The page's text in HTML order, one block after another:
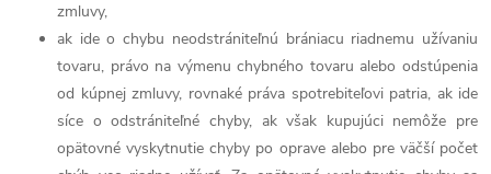
zmluvy,
ak ide o chybu neodstrániteľnú brániacu riadnemu užívaniu
tovaru, právo na výmenu chybného tovaru alebo odstúpenia
od kúpnej zmluvy, rovnaké práva spotrebiteľovi patria, ak ide
síce o odstrániteľné chyby, ak však kupujúci nemôže pre
opätovné vyskytnutie chyby po oprave alebo pre väčší počet